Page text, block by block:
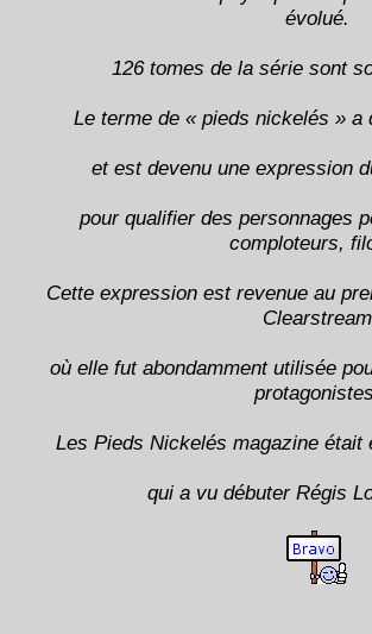
évolué.
126 tomes de la série sont
Le terme de « pieds nickelés » a
et est devenu une expression
pour qualifier des personnages
comploteurs,
Cette expression est revenue au
Clearstream
où elle fut abondamment utilisée
Les Pieds Nickelés magazine était
qui a vu débuter Régis